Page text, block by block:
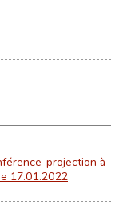
projection à
17.01.2022